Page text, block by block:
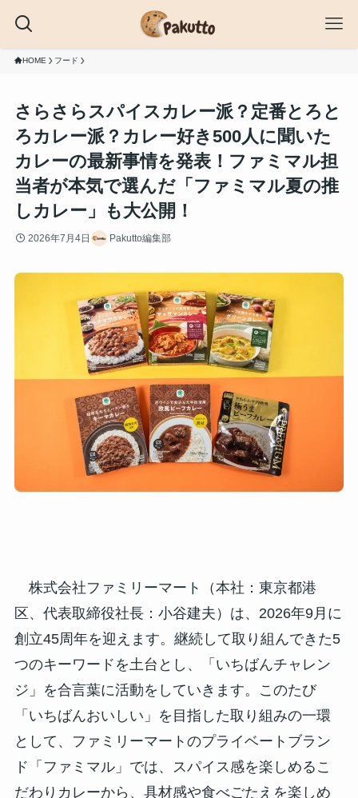
HOME フード
さらさらスパイスカレー派？定番とろと
ろカレー派？カレー好き500人に聞いた
カレーの最新事情を発表！ファミマル担
当者が本気で選んだ「ファミマル夏の推
しカレー」も大公開！
2026年7月4日 Pakutto編集部
株式会社ファミリーマート（本社：東京都港
区、代表取締役社長：小谷建夫）は、2026年9月に
創立45周年を迎えます。継続して取り組んできた5
つのキーワードを土台とし、「いちばんチャレン
ジ」を合言葉に活動をしていきます。このたび
「いちばんおいしい」を目指した取り組みの一環
として、ファミリーマートのプライベートブラン
ド「ファミマル」では、スパイス感を楽しめるこ
だわりカレーから、具材感や食べごたえを楽しめ